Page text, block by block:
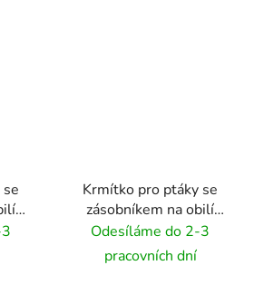
Krmítko pro ptáky se
zásobníkem na obilí
DREW KW60 40cm
Odesíláme do 2-3
pracovních dní